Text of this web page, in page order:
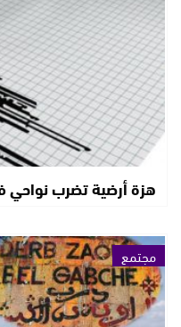
هزة أرضية تضرب
مجتمع